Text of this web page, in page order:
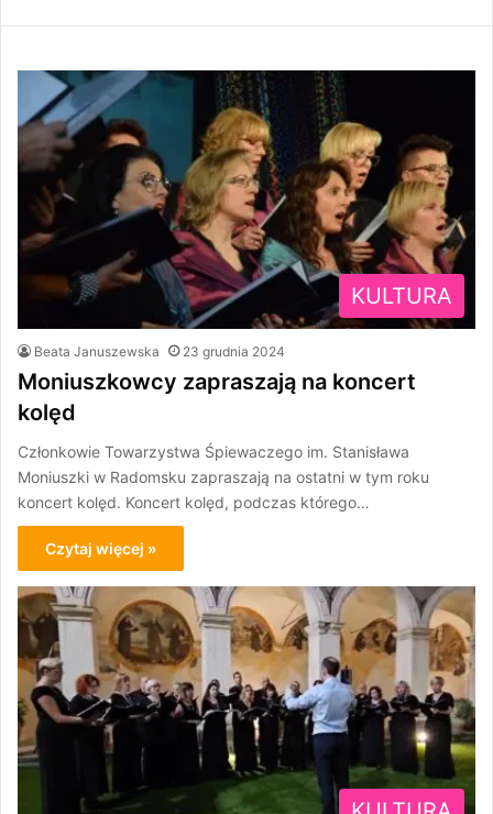
KULTURA
Beata Januszewska 23 grudnia 2024
Moniuszkowcy zapraszają na koncert
kolęd
Członkowie Towarzystwa Śpiewaczego im. Stanisława
Moniuszki w Radomsku zapraszają na ostatni w tym roku
koncert kolęd. Koncert kolęd, podczas którego…
Czytaj więcej »